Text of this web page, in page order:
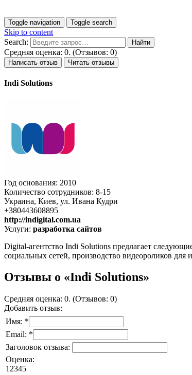
Toggle navigation Toggle search
Skip to content
Search:
Средняя оценка: 0. (Отзывов: 0)
Написать отзыв Читать отзывы
Indi Solutions
Год основания: 2010
Количество сотрудников: 8-15
Украина, Киев, ул. Ивана Кудри
+380443608895
http://indigital.com.ua
Услуги: разработка сайтов
Digital-агентство Indi Solutions предлагает
социальных сетей, производство видеороликов для
Отзывы о «Indi Solutions»
Средняя оценка: 0. (Отзывов: 0)
Добавить отзыв:
Имя: *
Email: *
Заголовок отзыва:
Оценка:
1 2345